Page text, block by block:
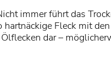
immer führt das
Fleck mit
dar –